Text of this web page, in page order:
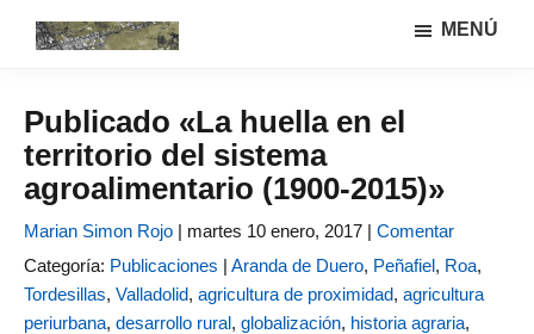
lateral
principal
y
sistemas
agrarios
investigación
GIAU+S
(UPM)
MENÚ
Publicado «La huella en el
territorio del sistema
agroalimentario (1900-2015)»
Marian Simon Rojo | martes 10 enero, 2017 | Comentar
Categoría: Publicaciones | Aranda de Duero, Peñafiel, Roa,
Tordesillas, Valladolid, agricultura de proximidad, agricultura
periurbana, desarrollo rural, globalización, historia agraria,